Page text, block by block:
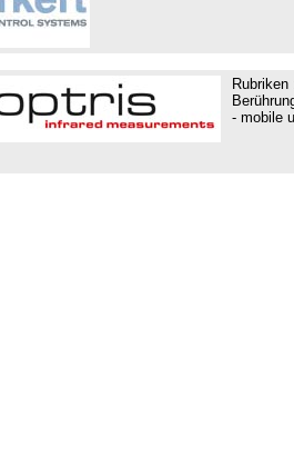
Rubriken
- mobile